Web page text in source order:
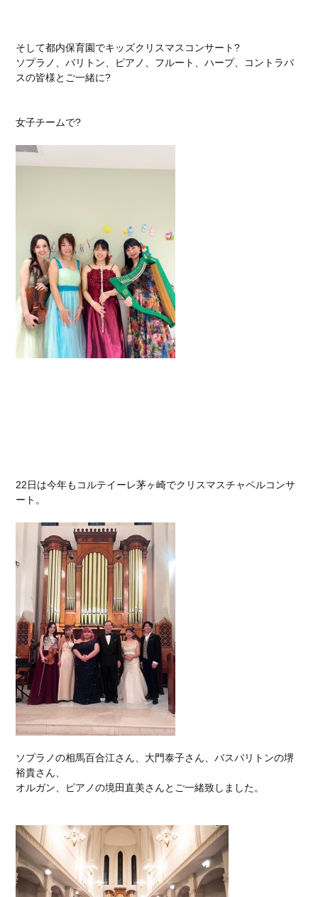
そして都内保育園でキッズクリスマスコンサート?
ソプラノ、バリトン、ピアノ、フルート、ハープ、コントラバ
スの皆様とご一緒に?
女子チームで?
22日は今年もコルテイーレ茅ヶ崎でクリスマスチャペルコンサ
ート。
ソプラノの相馬百合江さん、大門泰子さん、バスバリトンの堺
裕貴さん、
オルガン、ピアノの境田直美さんとご一緒致しました。